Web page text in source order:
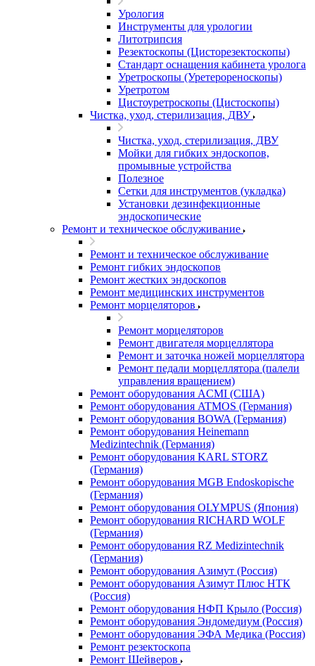
Урология
Инструменты для урологии
Литотрипсия
Резектоскопы (Цисторезектоскопы)
Стандарт оснащения кабинета уролога
Уретроскопы (Уретерореноскопы)
Уретротом
Цистоуретроскопы (Цистоскопы)
Чистка, уход, стерилизация, ДВУ
Чистка, уход, стерилизация, ДВУ
Мойки для гибких эндоскопов,
промывные устройства
Полезное
Сетки для инструментов (укладка)
Установки дезинфекционные
эндоскопические
Ремонт и техническое обслуживание
Ремонт и техническое обслуживание
Ремонт гибких эндоскопов
Ремонт жестких эндоскопов
Ремонт медицинских инструментов
Ремонт морцеляторов
Ремонт морцеляторов
Ремонт двигателя морцеллятора
Ремонт и заточка ножей морцеллятора
Ремонт педали морцеллятора (палели
управления вращением)
Ремонт оборудования ACMI (США)
Ремонт оборудования ATMOS (Германия)
Ремонт оборудования BOWA (Германия)
Ремонт оборудования Heinemann
Medizintechnik (Германия)
Ремонт оборудования KARL STORZ
(Германия)
Ремонт оборудования MGB Endoskopische
(Германия)
Ремонт оборудования OLYMPUS (Япония)
Ремонт оборудования RICHARD WOLF
(Германия)
Ремонт оборудования RZ Medizintechnik
(Германия)
Ремонт оборудования Азимут (Россия)
Ремонт оборудования Азимут Плюс НТК
(Россия)
Ремонт оборудования НФП Крыло (Россия)
Ремонт оборудования Эндомедиум (Россия)
Ремонт оборудования ЭФА Медика (Россия)
Ремонт резектоскопа
Ремонт Шейверов